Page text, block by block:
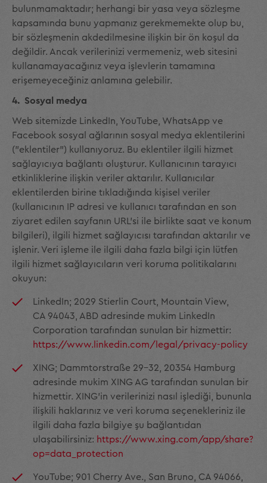
bulunmamaktadır; herhangi bir yasa veya sözleşme
kapsamında bunu yapmanız gerekmemekte olup bu,
bir sözleşmenin akdedilmesine ilişkin bir ön koşul da
değildir. Ancak verilerinizi vermemeniz, web sitesini
kullanamayacağınız veya işlevlerin tamamına
erişemeyeceğiniz anlamına gelebilir.
4. Sosyal medya
Web sitemizde LinkedIn, YouTube, WhatsApp ve
Facebook sosyal ağlarının sosyal medya eklentilerini
("eklentiler") kullanıyoruz. Bu eklentiler ilgili hizmet
sağlayıcıya bağlantı oluşturur. Kullanıcının tarayıcı
etkinliklerine ilişkin veriler aktarılır. Kullanıcılar
eklentilerden birine tıkladığında kişisel veriler
(kullanıcının IP adresi ve kullanıcı tarafından en son
ziyaret edilen sayfanın URL'si ile birlikte saat ve konum
bilgileri), ilgili hizmet sağlayıcısı tarafından aktarılır ve
işlenir. Veri işleme ile ilgili daha fazla bilgi için lütfen
ilgili hizmet sağlayıcıların veri koruma politikalarını
okuyun:
LinkedIn; 2029 Stierlin Court, Mountain View,
CA 94043, ABD adresinde mukim LinkedIn
Corporation tarafından sunulan bir hizmettir:
https://www.linkedin.com/legal/privacy-policy
XING; Dammtorstraße 29-32, 20354 Hamburg
adresinde mukim XING AG tarafından sunulan bir
hizmettir. XING'in verilerinizi nasıl işlediği, bununla
ilişkili haklarınız ve veri koruma seçenekleriniz ile
ilgili daha fazla bilgiye şu bağlantıdan
ulaşabilirsiniz: https://www.xing.com/app/share?
op=data_protection
YouTube; 901 Cherry Ave., San Bruno, CA 94066,